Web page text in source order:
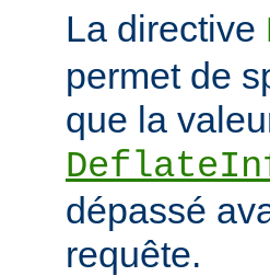
La directive
permet de
que la
dépassé
requête.